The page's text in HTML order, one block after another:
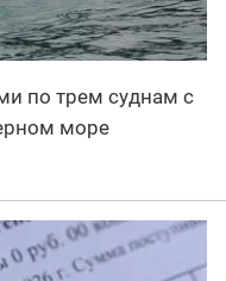
по трем суднам с
море